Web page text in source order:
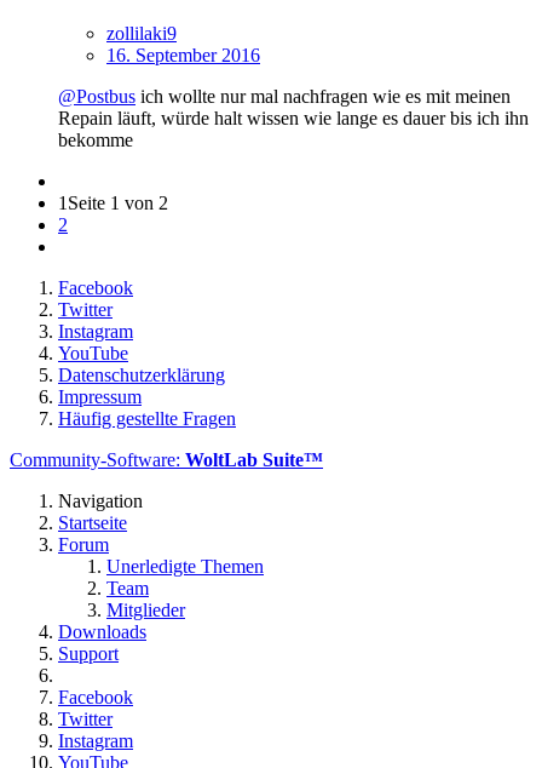
zollilaki9
16. September 2016
@Postbus ich wollte nur mal nachfragen wie es mit meinen
Repain läuft, würde halt wissen wie lange es dauer bis ich ihn
bekomme
1 Seite 1 von 2
2
Facebook
Twitter
Instagram
YouTube
Datenschutzerklärung
Impressum
Häufig gestellte Fragen
Community-Software: WoltLab Suite™
Navigation
Startseite
Forum
Unerledigte Themen
Team
Mitglieder
Downloads
Support
Facebook
Twitter
Instagram
YouTube